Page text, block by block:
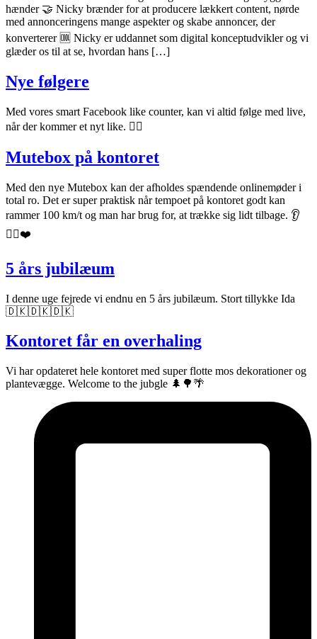
hænder 🤝 Nicky brænder for at producere lækkert content, nørde
med annonceringens mange aspekter og skabe annoncer, der
konverterer 🆒 Nicky er uddannet som digital konceptudvikler og vi
glæder os til at se, hvordan hans […]
Nye følgere
Med vores smart Facebook like counter, kan vi altid følge med live,
når der kommer et nyt like. 👍🏼
Mutebox på kontoret
Med den nye Mutebox kan der afholdes spændende onlinemøder i
total ro. Det er super praktisk når tempoet på kontoret godt kan
rammer 100 km/t og man har brug for, at trække sig lidt tilbage. 👂
👍🏼❤️
5 års jubilæum
I denne uge fejrede vi endnu en 5 års jubilæum. Stort tillykke Ida
🇩🇰🇩🇰🇩🇰
Kontoret får en overhaling
Vi har opdateret hele kontoret med super flotte mos dekorationer og
plantevægge. Welcome to the jubgle 🌲🌳🌴